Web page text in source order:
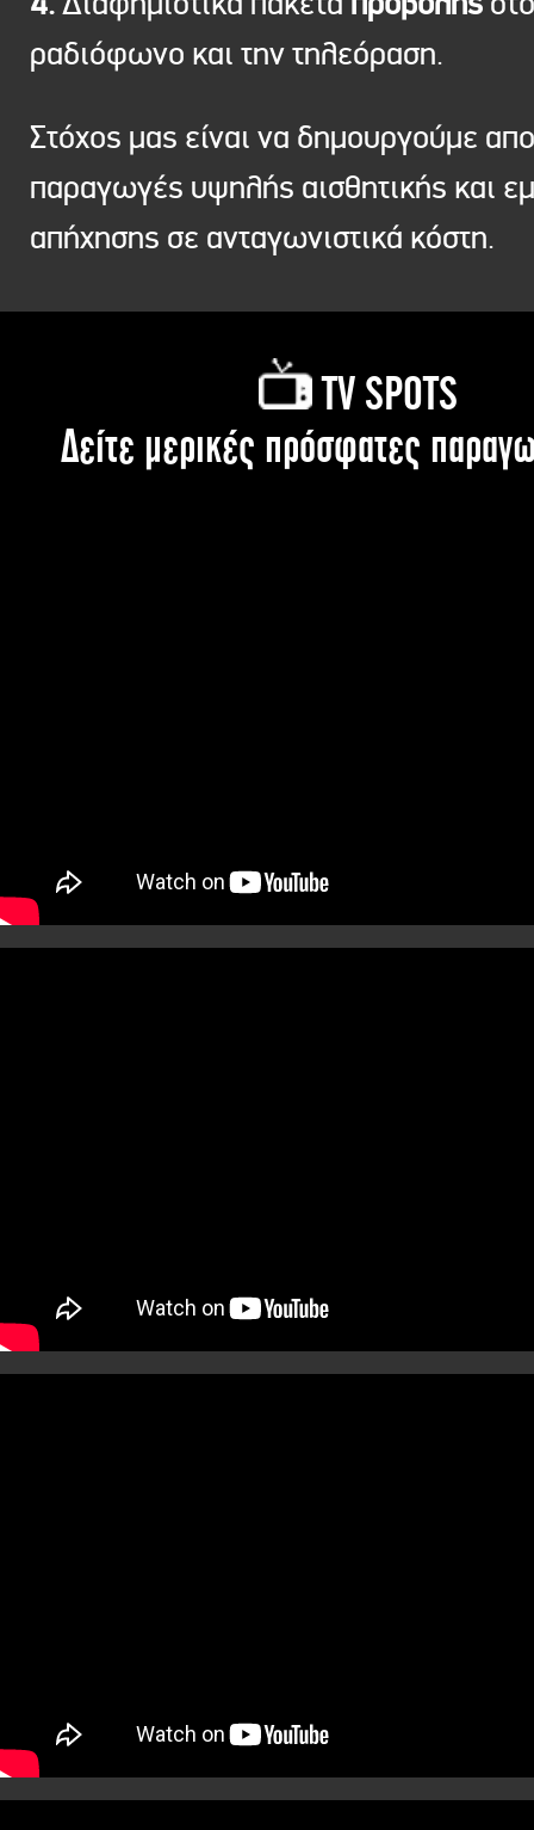
ραδιόφωνο και την τηλεόραση.
Στόχος μας είναι να δημουργούμε
παραγωγές υψηλής αισθητικής και
απήχησης σε ανταγωνιστικά κόστη.
TV SPOTS
Δείτε μερικές πρόσφατες